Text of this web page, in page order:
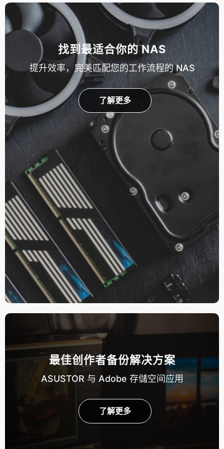
找到最适合你的 NAS
提升效率，完美匹配您的工作流程的 NAS
了解更多
最佳创作者备份解决方案
ASUSTOR 与 Adobe 存儲空间应用
了解更多